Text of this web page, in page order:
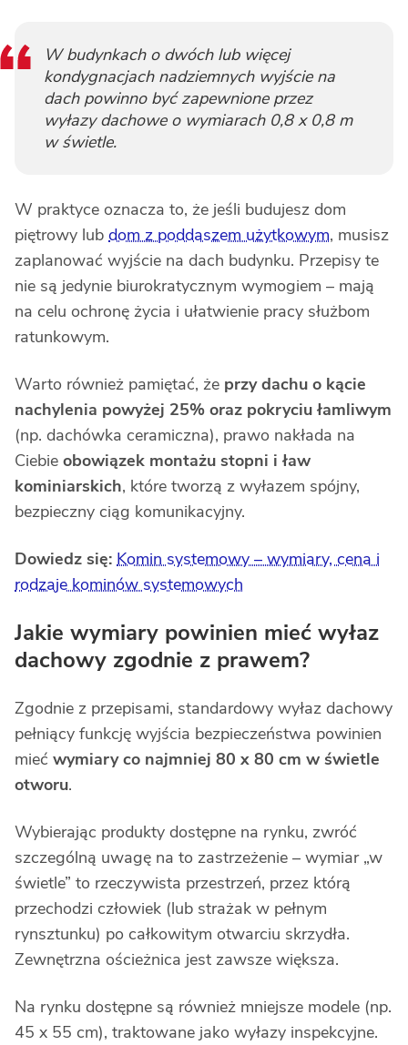
W budynkach o dwóch lub więcej
kondygnacjach nadziemnych wyjście na
dach powinno być zapewnione przez
wyłazy dachowe o wymiarach 0,8 x 0,8 m
w świetle.
W praktyce oznacza to, że jeśli budujesz dom
piętrowy lub dom z poddaszem użytkowym, musisz
zaplanować wyjście na dach budynku. Przepisy te
nie są jedynie biurokratycznym wymogiem – mają
na celu ochronę życia i ułatwienie pracy służbom
ratunkowym.
Warto również pamiętać, że przy dachu o kącie
nachylenia powyżej 25% oraz pokryciu łamliwym
(np. dachówka ceramiczna), prawo nakłada na
Ciebie obowiązek montażu stopni i ław
kominiarskich, które tworzą z wyłazem spójny,
bezpieczny ciąg komunikacyjny.
Dowiedz się: Komin systemowy – wymiary, cena i
rodzaje kominów systemowych
Jakie wymiary powinien mieć wyłaz
dachowy zgodnie z prawem?
Zgodnie z przepisami, standardowy wyłaz dachowy
pełniący funkcję wyjścia bezpieczeństwa powinien
mieć wymiary co najmniej 80 x 80 cm w świetle
otworu.
Wybierając produkty dostępne na rynku, zwróć
szczególną uwagę na to zastrzeżenie – wymiar „w
świetle” to rzeczywista przestrzeń, przez którą
przechodzi człowiek (lub strażak w pełnym
rynsztunku) po całkowitym otwarciu skrzydła.
Zewnętrzna ościeżnica jest zawsze większa.
Na rynku dostępne są również mniejsze modele (np.
45 x 55 cm), traktowane jako wyłazy inspekcyjne.